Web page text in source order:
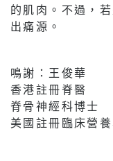
的肌肉。不過，
出痛源。
鳴謝：王俊華
香港註冊脊醫
脊骨神經科博士
美國註冊臨床營